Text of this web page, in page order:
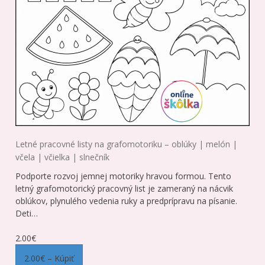
Letné pracovné listy na grafomotoriku – oblúky | melón |
včela | včielka | slnečník
Podporte rozvoj jemnej motoriky hravou formou. Tento
letný grafomotorický pracovný list je zameraný na nácvik
oblúkov, plynulého vedenia ruky a predprípravu na písanie.
Deti…
2.00€
2.00€ – Kúpiť